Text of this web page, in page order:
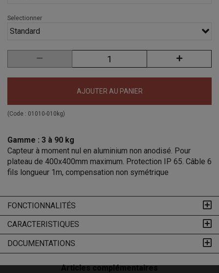
Selectionner
Standard
AJOUTER AU PANIER
(Code : 01010-010kg)
Gamme : 3 à 90 kg
Capteur à moment nul en aluminium non anodisé. Pour
plateau de 400x400mm maximum. Protection IP 65. Câble 6
fils longueur 1m, compensation non symétrique
FONCTIONNALITÉS
CARACTERISTIQUES
DOCUMENTATIONS
Articles complémentaires